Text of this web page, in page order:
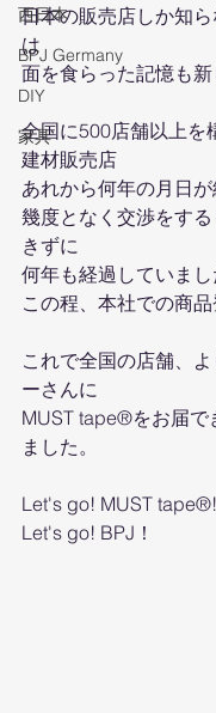
西日本
BPJ Germany
DIY
家具
日本の販売店しか知
は
面を食らった記憶も新
全国に500店舗以上を
建材販売店
あれから何年の月日
幾度となく交渉をす
きずに
何年も経過していま
この程、本社での商品
これで全国の店舗、
ーさんに
MUST tape®をお届で
ました。
Let's go! MUST tape®!
Let's go! BPJ！